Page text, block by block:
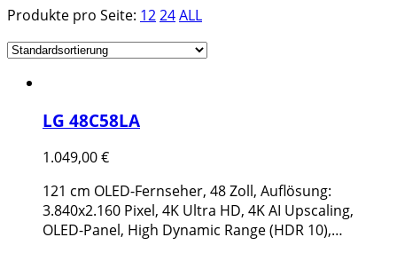
Produkte pro Seite: 1224ALL
LG 48C58LA
1.049,00€
121 cm OLED-Fernseher, 48 Zoll, Auflösung:
3.840x2.160 Pixel, 4K Ultra HD, 4K AI Upscaling,
OLED-Panel, High Dynamic Range (HDR 10),…